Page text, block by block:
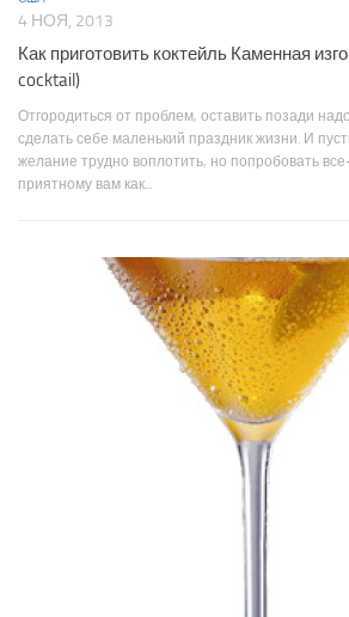
4 НОЯ, 2013
Как приготовить коктейль Каменная
cocktail)
Отгородиться от проблем, оставить позади
сделать себе маленький праздник жизни. И
желание трудно воплотить, но попробовать
приятному вам как...